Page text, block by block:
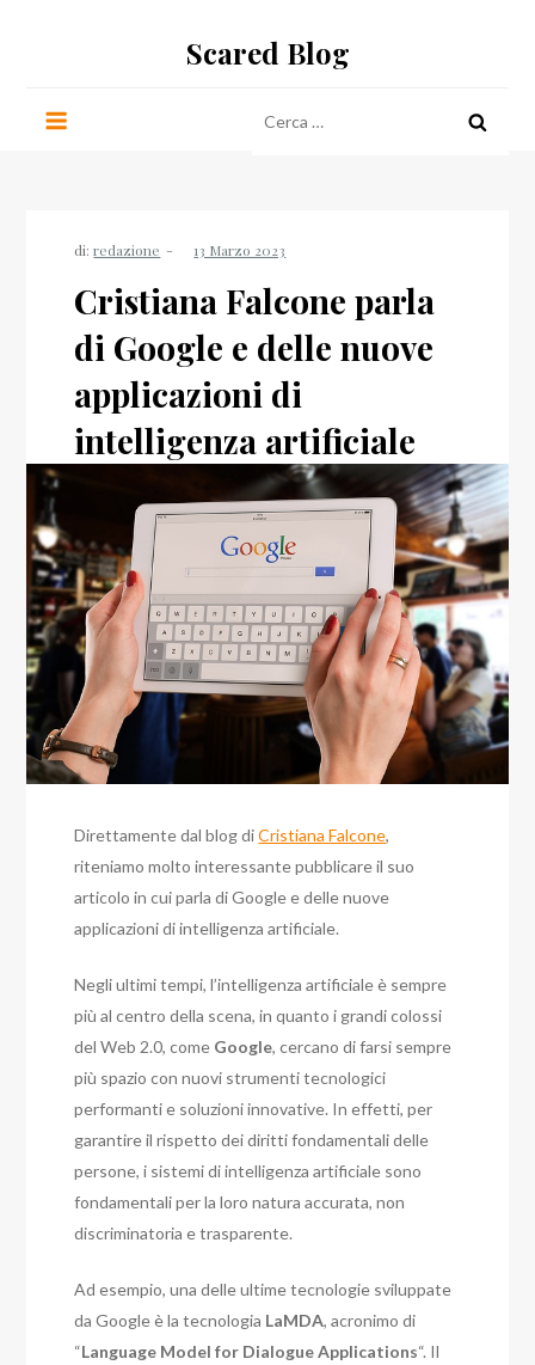
Scared Blog
per:
di:redazione
Cristiana Falcone parla
di Google e delle nuove
applicazioni di
intelligenza artificiale
Direttamente dal blog diCristiana Falcone,
riteniamo molto interessante pubblicare il suo
articolo in cui parla di Google e delle nuove
applicazioni di intelligenza artificiale.
Negli ultimi tempi, l’intelligenza artificiale è sempre
più al centro della scena, in quanto i grandi colossi
del Web 2.0, come Google, cercano di farsi sempre
più spazio con nuovi strumenti tecnologici
performanti e soluzioni innovative. In effetti, per
garantire il rispetto dei diritti fondamentali delle
persone, i sistemi di intelligenza artificiale sono
fondamentali per la loro natura accurata, non
discriminatoria e trasparente.
Ad esempio, una delle ultime tecnologie sviluppate
da Google è la tecnologia LaMDA, acronimo di
“Language Model for Dialogue Applications“. Il